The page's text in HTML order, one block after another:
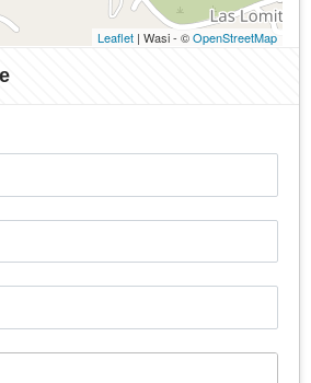
Leaflet | Wasi - ©OpenStreetMap